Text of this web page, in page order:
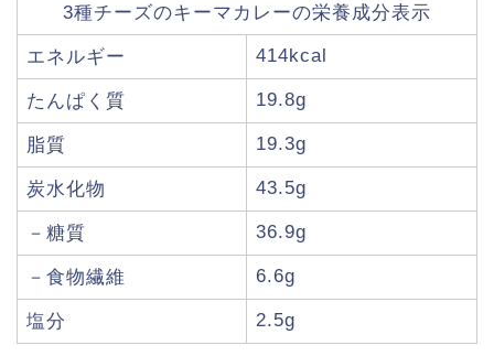
3種チーズのキーマカレーの栄養成分表示
エネルギー 414kcal
たんぱく質 19.8g
脂質 19.3g
炭水化物 43.5g
－糖質 36.9g
－食物繊維 6.6g
塩分 2.5g